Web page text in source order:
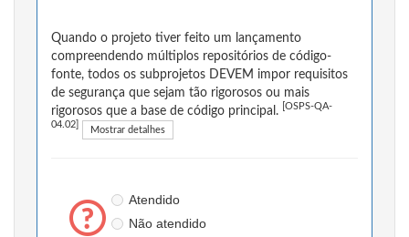
Quando o projeto tiver feito um lançamento
compreendendo múltiplos repositórios de código-
fonte, todos os subprojetos DEVEM impor requisitos
de segurança que sejam tão rigorosos ou mais
rigorosos que a base de código principal.
[OSPS-QA-
04.02] Mostrar detalhes
Atendido
Não atendido